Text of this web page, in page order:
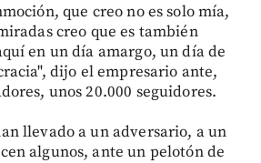
que creo no es solo mía,
creo que es también
en un día amargo, un día de
dijo el empresario ante,
unos 20.000 seguidores.
llevado a un adversario, a un
algunos, ante un pelotón de